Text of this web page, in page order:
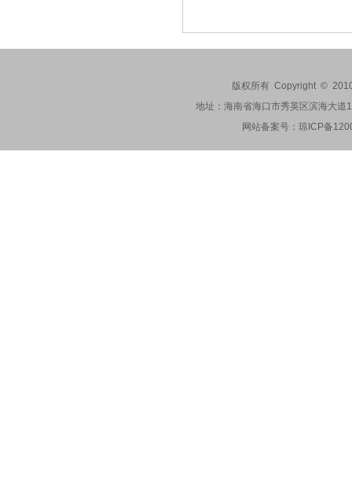
版权所有 Copyright ©
地址：海南省海口市秀英区滨海大
网站备案号： 琼ICP备